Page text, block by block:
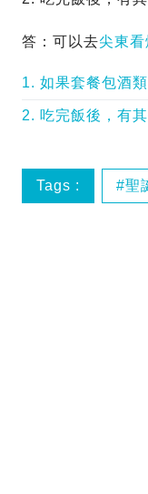
答：可以去尖東
1. 如果套餐包酒
2. 吃完飯後，有
Tags : 聖